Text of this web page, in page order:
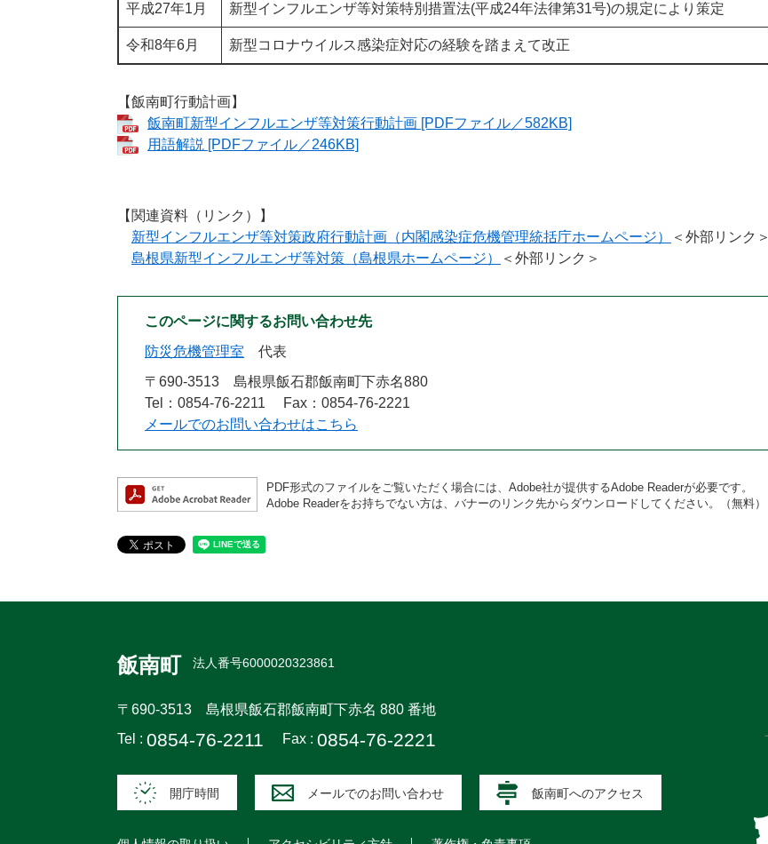
平成27年1月 新型インフルエンザ等対策特別措置法(平成24年法律第31号)の規定により策定
令和8年6月 新型コロナウイルス感染症対応の経験を踏まえて改正
【飯南町行動計画】
飯南町新型インフルエンザ等対策行動計画 [PDFファイル／582KB]
用語解説 [PDFファイル／246KB]
【関連資料（リンク）】
新型インフルエンザ等対策政府行動計画（内閣感染症危機管理統括庁ホームページ）
＜外部リンク＞
島根県新型インフルエンザ等対策（島根県ホームページ）
＜外部リンク＞
このページに関するお問い合わせ先
防災危機管理室
代表
〒690-3513
島根県飯石郡飯南町下赤名880
Tel：0854-76-2211
Fax：0854-76-2221
メールでのお問い合わせはこちら
PDF形式のファイルをご覧いただく場合には、Adobe社が提供するAdobe Readerが必要です。
Adobe Readerをお持ちでない方は、バナーのリンク先からダウンロードしてください。（無料）
飯南町 法人番号6000020323861
〒690-3513 島根県飯石郡飯南町下赤名 880 番地
Tel : 0854-76-2211 Fax : 0854-76-2221
開庁時間 メールでのお問い合わせ 飯南町へのアクセス